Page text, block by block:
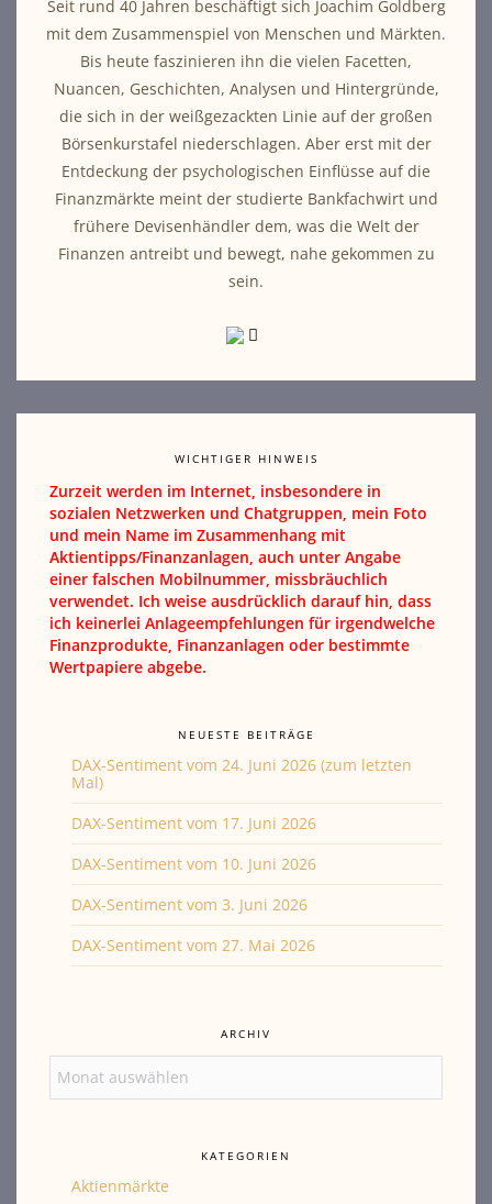
Seit rund 40 Jahren beschäftigt sich Joachim Goldberg
mit dem Zusammenspiel von Menschen und Märkten.
Bis heute faszinieren ihn die vielen Facetten,
Nuancen, Geschichten, Analysen und Hintergründe,
die sich in der weißgezackten Linie auf der großen
Börsenkurstafel niederschlagen. Aber erst mit der
Entdeckung der psychologischen Einflüsse auf die
Finanzmärkte meint der studierte Bankfachwirt und
frühere Devisenhändler dem, was die Welt der
Finanzen antreibt und bewegt, nahe gekommen zu
sein.
WICHTIGER HINWEIS
Zurzeit werden im Internet, insbesondere in
sozialen Netzwerken und Chatgruppen, mein Foto
und mein Name im Zusammenhang mit
Aktientipps/Finanzanlagen, auch unter Angabe
einer falschen Mobilnummer, missbräuchlich
verwendet. Ich weise ausdrücklich darauf hin, dass
ich keinerlei Anlageempfehlungen für irgendwelche
Finanzprodukte, Finanzanlagen oder bestimmte
Wertpapiere abgebe.
NEUESTE BEITRÄGE
DAX-Sentiment vom 24. Juni 2026 (zum letzten
Mal)
DAX-Sentiment vom 17. Juni 2026
DAX-Sentiment vom 10. Juni 2026
DAX-Sentiment vom 3. Juni 2026
DAX-Sentiment vom 27. Mai 2026
ARCHIV
KATEGORIEN
Aktienmärkte